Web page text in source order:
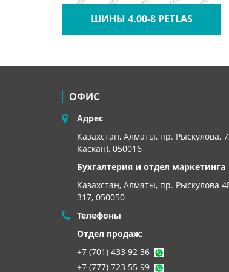
ШИНЫ 4.00-8 PETLAS
ОФИС
Адрес
Казахстан, Алматы, пр. Рыскулова,
Каскан), 050016
Бухгалтерия и отдел маркетинга
Казахстан, Алматы, пр. Рыскулова
317, 050050
Телефоны
Отдел продаж:
+7 (701) 433 92 36
+7 (777) 723 55 99